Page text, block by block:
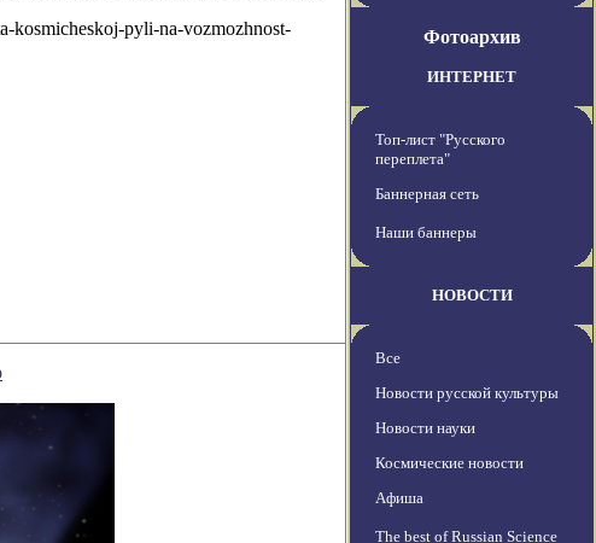
kosmicheskoj-pyli-na-vozmozhnost-
Фотоархив
ИНТЕРНЕТ
Топ-лист "Русского
переплета"
Баннерная сеть
Наши баннеры
НОВОСТИ
Все
Новости русской культуры
Новости науки
Космические новости
Афиша
The best of Russian Science